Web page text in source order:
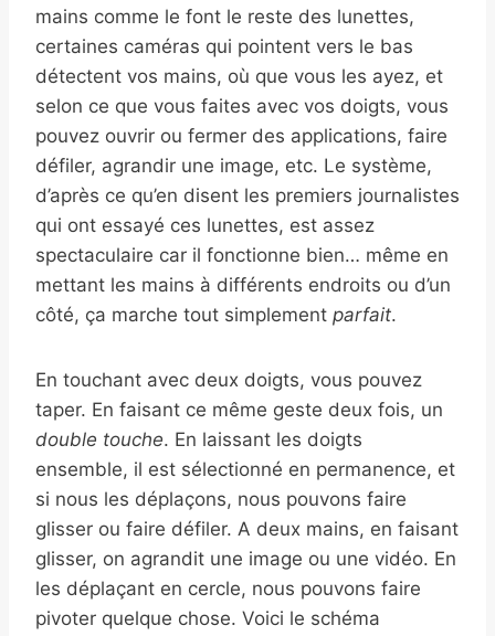
mains comme le font le reste des lunettes,
certaines caméras qui pointent vers le bas
détectent vos mains, où que vous les ayez, et
selon ce que vous faites avec vos doigts, vous
pouvez ouvrir ou fermer des applications, faire
défiler, agrandir une image, etc. Le système,
d’après ce qu’en disent les premiers journalistes
qui ont essayé ces lunettes, est assez
spectaculaire car il fonctionne bien… même en
mettant les mains à différents endroits ou d’un
côté, ça marche tout simplement parfait.
En touchant avec deux doigts, vous pouvez
taper. En faisant ce même geste deux fois, un
double touche. En laissant les doigts
ensemble, il est sélectionné en permanence, et
si nous les déplaçons, nous pouvons faire
glisser ou faire défiler. A deux mains, en faisant
glisser, on agrandit une image ou une vidéo. En
les déplaçant en cercle, nous pouvons faire
pivoter quelque chose. Voici le schéma